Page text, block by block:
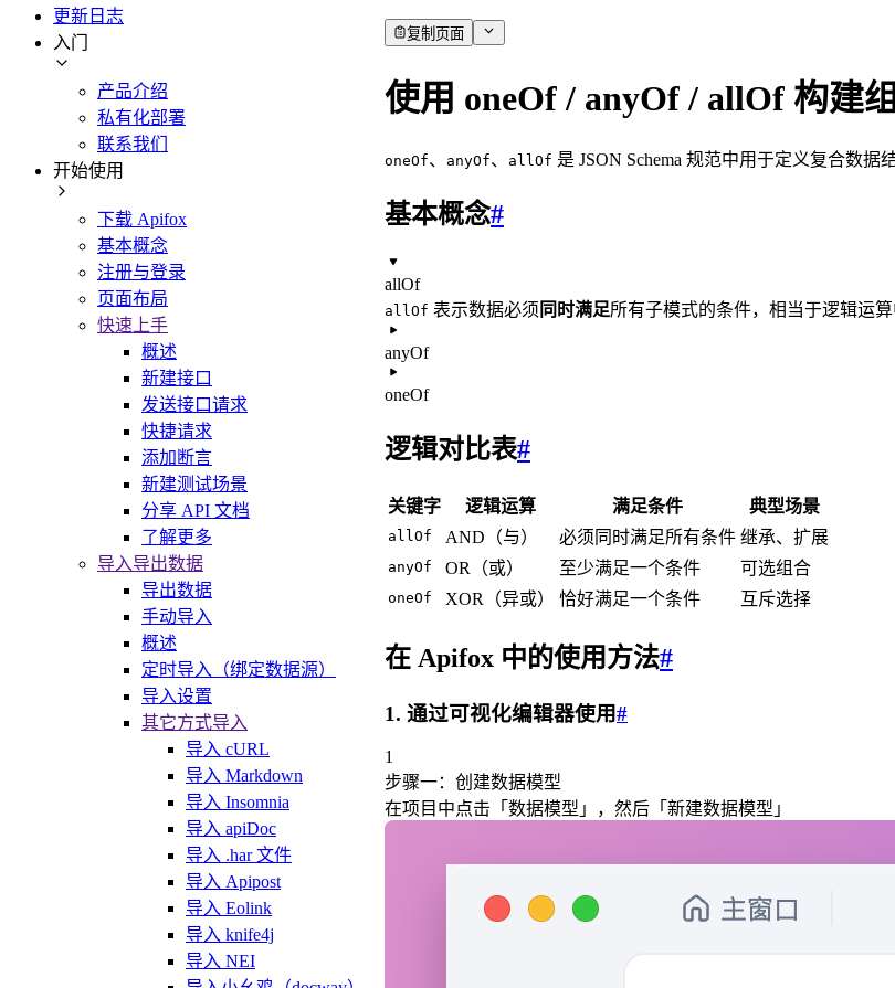
更新日志
入门
产品介绍
私有化部署
联系我们
开始使用
下载 Apifox
基本概念
注册与登录
页面布局
快速上手
概述
新建接口
发送接口请求
快捷请求
添加断言
新建测试场景
分享 API 文档
了解更多
导入导出数据
导出数据
手动导入
概述
定时导入（绑定数据源）
导入设置
其它方式导入
导入 cURL
导入 Markdown
导入 Insomnia
导入 apiDoc
导入 .har 文件
导入 Apipost
导入 Eolink
导入 knife4j
导入 NEI
复制页面
使用 oneOf / anyOf / allOf 构建
oneOf、 anyOf、 allOf 是 JSON Schema 规范中用于定义复合数
基本概念#
allOf
allOf 表示数据必须 同时满足所有子模式的条件，相当于逻辑运
anyOf
oneOf
逻辑对比表#
关键字 逻辑运算 满足条件 典型场景
allOf AND（与） 必须同时满足所有条件 继承、扩展
anyOf OR（或） 至少满足一个条件 可选组合
oneOf XOR（异或） 恰好满足一个条件 互斥选择
在 Apifox 中的使用方法#
1. 通过可视化编辑器使用#
1
步骤一：创建数据模型
在项目中点击「数据模型」，然后「新建数据模型」